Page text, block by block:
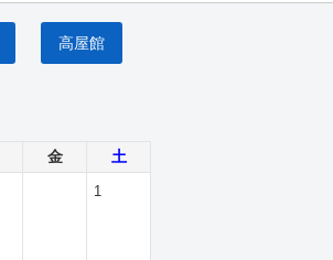
高屋館
金 土
1